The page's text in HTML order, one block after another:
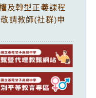
及轉型正義課程
請教師(社群)申